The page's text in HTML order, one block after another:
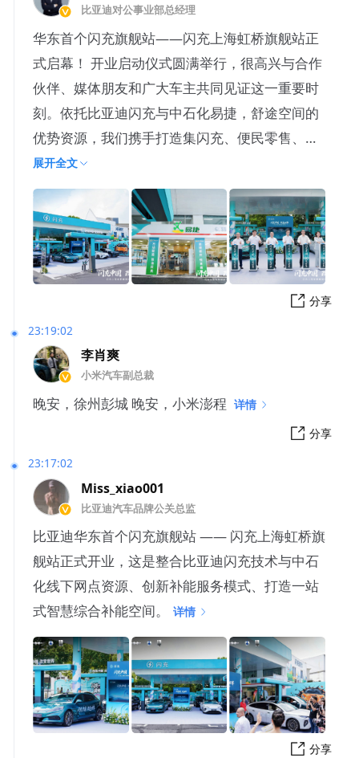
比亚迪对公事业部总经理
华东首个闪充旗舰站——闪充上海虹桥旗舰站正
式启幕！ 开业启动仪式圆满举行，很高兴与合作
伙伴、媒体朋友和广大车主共同见证这一重要时
刻。依托比亚迪闪充与中石化易捷，舒途空间的
优势资源，我们携手打造集闪充、便民零售、健
康服务、智慧生态于一体的
展开全文
分享
23:19:02
李肖爽
小米汽车副总裁
晚安，徐州彭城 晚安，小米澎程 ​​ 详情
分享
23:17:02
Miss_xiao001
比亚迪汽车品牌公关总监
比亚迪华东首个闪充旗舰站 —— 闪充上海虹桥旗
舰站正式开业，这是整合比亚迪闪充技术与中石
化线下网点资源、创新补能服务模式、打造一站
式智慧综合补能空间。
详情
分享